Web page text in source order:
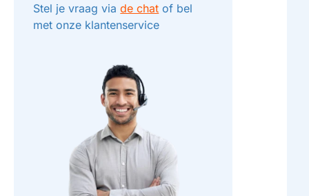
Stel je vraag viade chat of bel
met onze klantenservice